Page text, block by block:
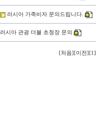
러시아 가족비자 문의드립니다.
러시아 관광 더블 초청장 문의
[처음][이전][1